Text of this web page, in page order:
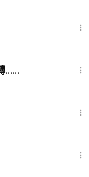
......